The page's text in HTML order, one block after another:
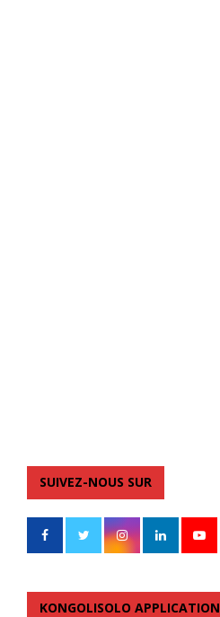
SUIVEZ-NOUS SUR
KONGOLISOLO APPLICATION